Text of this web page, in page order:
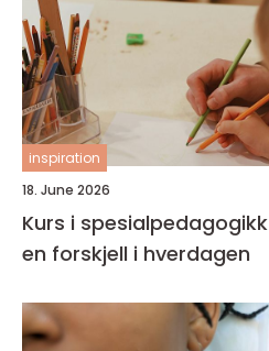
inspiration
18. June 2026
Kurs i spesialpedagogikk kunnskap som gjør
en forskjell i hverdagen